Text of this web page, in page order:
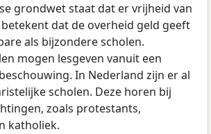
grondwet staat dat er vrijheid van
dat de overheid geld geeft
als bijzondere scholen.
mogen lesgeven vanuit een
In Nederland zijn er al
scholen. Deze horen bij
zoals protestants,
katholiek.